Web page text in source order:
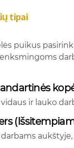
tipai
puikus
ir lauko